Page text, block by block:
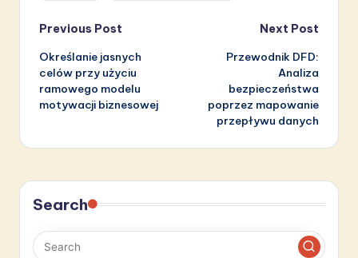
Post
navigation
Previous Post
Określanie jasnych
celów przy użyciu
ramowego modelu
motywacji biznesowej
Next Post
Przewodnik DFD:
Analiza
bezpieczeństwa
poprzez mapowanie
przepływu danych
Search